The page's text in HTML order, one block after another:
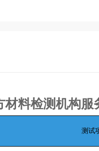
材料检测机构服
测试